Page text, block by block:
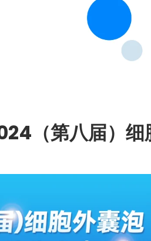
（第八届）